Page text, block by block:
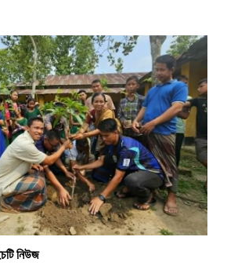
নিউজ